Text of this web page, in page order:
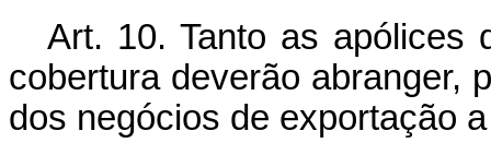
Art. 10. Tanto as apólices
cobertura deverão abranger,
dos negócios de exportação